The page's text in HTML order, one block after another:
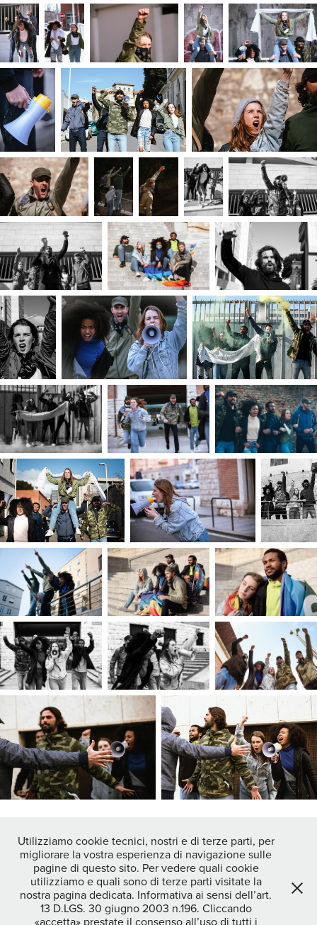
↑ Back to Top
STEFANO OPPO photographer|video maker - DOC CREATIVITY
MILANO SOC COOP - c.f./p.iva 04464170234 COD.SDI - SUBM70N
Utilizziamo cookie tecnici, nostri e di terze parti, per
migliorare la vostra esperienza di navigazione sulle
pagine di questo sito. Per vedere quali cookie
utilizziamo e quali sono di terze parti visitate la
nostra pagina dedicata. Informativa ai sensi dell’art.
13 D.LGS. 30 giugno 2003 n.196. Cliccando
«accetta» prestate il consenso all’uso di tutti i